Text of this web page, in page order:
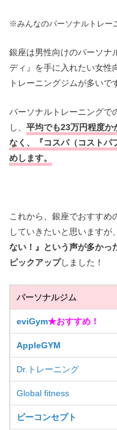
※みんなのパーソナルトレー
銀座は男性向けのパーソナ
ディ』を手に入れたい女性
トレーニングジムが多いで
パーソナルトレーニングで
し、 平均でも23万円程度か
なく、『コスパ（コストパ
めします。
これから、銀座でおすすめ
していきたいと思いますが、
ない！』という声が多かっ
ピックアップしました！
パーソナルジム
eviGym★おすすめ！
AppleGYM
Dr.トレーニング
Global fitness
ビーコンセプト